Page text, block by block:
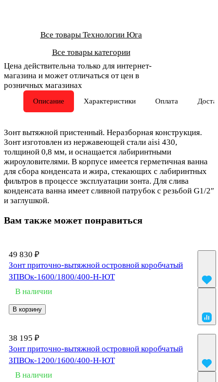
Все товары Технологии Юга
Все товары категории
Цена действительна только для интернет-
магазина и может отличаться от цен в
розничных магазинах
Описание Характеристики Оплата
Зонт вытяжной пристенный. Неразборная конструкция.
Зонт изготовлен из нержавеющей стали aisi 430,
толщиной 0,8 мм, и оснащается лабиринтными
жироуловителями. В корпусе имеется герметичная ванна
для сбора конденсата и жира, стекающих с лабиринтных
фильтров в процессе эксплуатации зонта. Для слива
конденсата ванна имеет сливной патрубок с резьбой G1/2″
и заглушкой.
Вам также может понравиться
49 830 ₽
Зонт приточно-вытяжной островной коробчатый
ЗПВОк-1600/1800/400-Н-ЮТ
В наличии
В корзину
38 195 ₽
Зонт приточно-вытяжной островной коробчатый
ЗПВОк-1200/1600/400-Н-ЮТ
В наличии